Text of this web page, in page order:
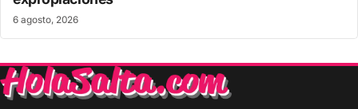
6 agosto, 2026